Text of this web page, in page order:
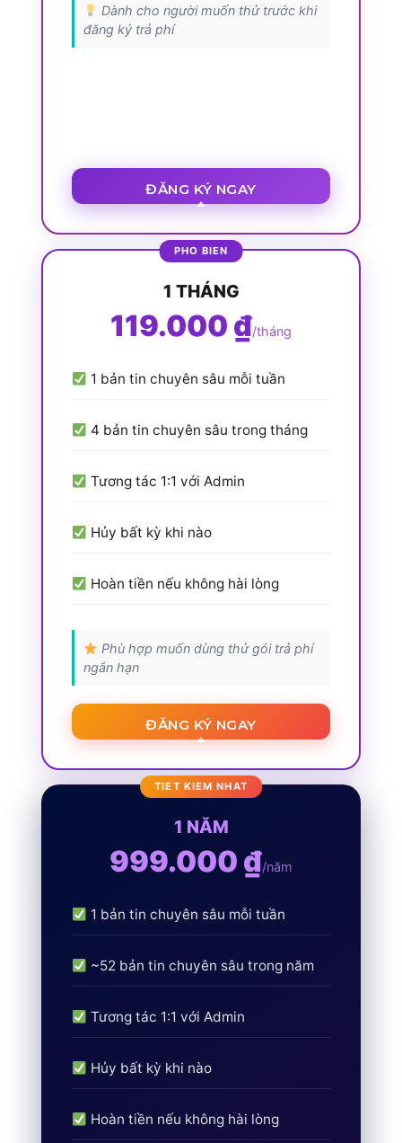
Dành cho người muốn thử trước khi
đăng ký trả phí
ĐĂNG KÝ NGAY
1 THÁNG
119.000 ₫/tháng
1 bản tin chuyên sâu mỗi tuần
4 bản tin chuyên sâu trong tháng
Tương tác 1:1 với Admin
Hủy bất kỳ khi nào
Hoàn tiền nếu không hài lòng
Phù hợp muốn dùng thử gói trả phí
ngắn hạn
ĐĂNG KÝ NGAY
1 NĂM
999.000 ₫/năm
1 bản tin chuyên sâu mỗi tuần
~52 bản tin chuyên sâu trong năm
Tương tác 1:1 với Admin
Hủy bất kỳ khi nào
Hoàn tiền nếu không hài lòng